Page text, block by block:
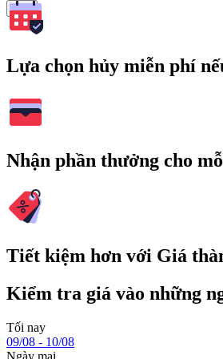
Tìm
Lựa chọn hủy miễn phí
Nhận phần thưởng cho
Tiết kiệm hơn với Giá
Kiểm tra giá vào những
Tối nay
09/08 - 10/08